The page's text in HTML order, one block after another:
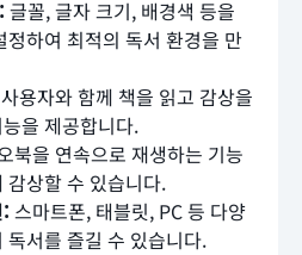
글꼴, 글자 크기, 배경색 등을
하여 최적의 독서 환경을 만
용자와 함께 책을 읽고 감상을
을 제공합니다.
북을 연속으로 재생하는 기능
상할 수 있습니다.
스마트폰, 태블릿, PC 등 다양
독서를 즐길 수 있습니다.